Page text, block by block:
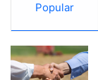
Popular